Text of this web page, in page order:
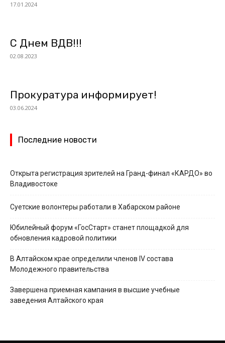
17.01.2024
С Днем ВДВ!!!
02.08.2023
Прокуратура информирует!
03.06.2024
Последние новости
Открыта регистрация зрителей на Гранд-финал «КАРДО» во
Владивостоке
Суетские волонтеры работали в Хабарском районе
Юбилейный форум «ГосСтарт» станет площадкой для
обновления кадровой политики
В Алтайском крае определили членов IV состава
Молодежного правительства
Завершена приемная кампания в высшие учебные
заведения Алтайского края